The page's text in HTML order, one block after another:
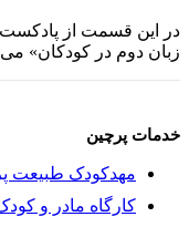
در این قسمت از
زبان دوم در کودکان»
خدمات پرچین
مهدکودک طبیعت
کارگاه مادر و